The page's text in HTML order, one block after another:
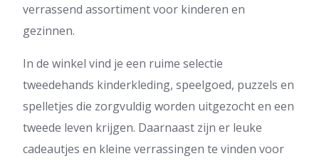
verrassend assortiment voor kinderen en
gezinnen.
In de winkel vind je een ruime selectie
tweedehands kinderkleding, speelgoed, puzzels en
spelletjes die zorgvuldig worden uitgezocht en een
tweede leven krijgen. Daarnaast zijn er leuke
cadeautjes en kleine verrassingen te vinden voor